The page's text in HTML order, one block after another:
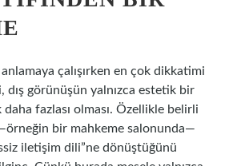
anlamaya çalışırken en çok dikkatimi
dış görünüşün yalnızca estetik bir
fazlası olması. Özellikle belirli
bir mahkeme salonunda—
iletişim dili”ne dönüştüğünü